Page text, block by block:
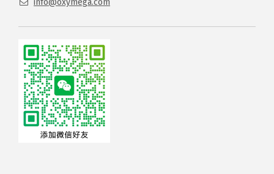
info@oxymega.com